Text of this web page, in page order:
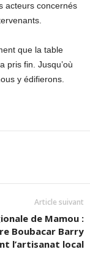
acteurs concernés
que la table
pris fin. Jusqu’où
nous y édifierons.
Article suivant
de Mamou :
Boubacar Barry
l’artisanat local